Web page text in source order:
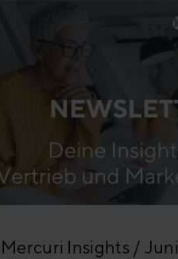
Mercuri Insights / Juni